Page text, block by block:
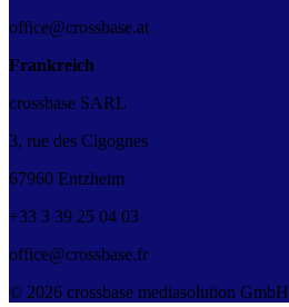
office@crossbase.at
Frankreich
crossbase SARL
3, rue des Cigognes
67960 Entzheim
+33 3 39 25 04 03
office@crossbase.fr
© 2026 crossbase mediasolution GmbH